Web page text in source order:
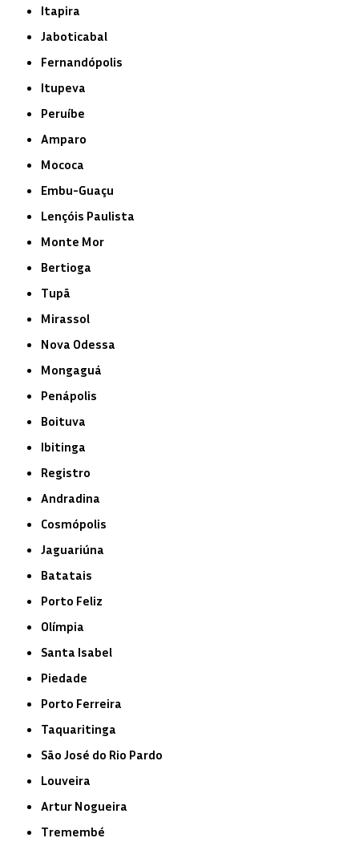
Itapira
Jaboticabal
Fernandópolis
Itupeva
Peruíbe
Amparo
Mococa
Embu-Guaçu
Lençóis Paulista
Monte Mor
Bertioga
Tupã
Mirassol
Nova Odessa
Mongaguá
Penápolis
Boituva
Ibitinga
Registro
Andradina
Cosmópolis
Jaguariúna
Batatais
Porto Feliz
Olímpia
Santa Isabel
Piedade
Porto Ferreira
Taquaritinga
São José do Rio Pardo
Louveira
Artur Nogueira
Tremembé